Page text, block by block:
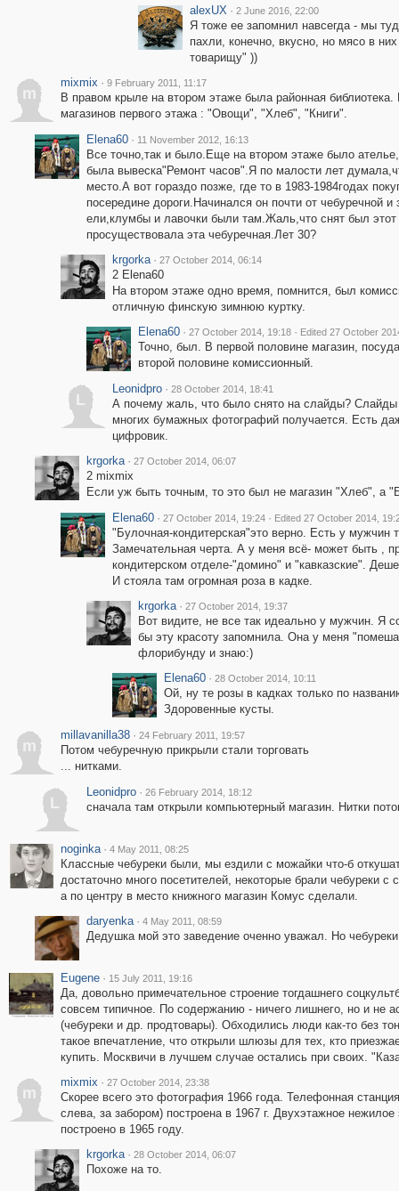
alexUX · 2 June 2016, 22:00
Я тоже ее запомнил навсегда - мы
пахли, конечно, вкусно, но мясо в
товарищу" ))
m
mixmix · 9 February 2011, 11:17
В правом крыле на втором этаже была районная
магазинов первого этажа : "Овощи", "Хлеб", "Книги".
Elena60 · 11 November 2012, 16:13
Все точно,так и было.Еще на втором этаже было
была вывеска"Ремонт часов".Я по малости лет
место.А вот гораздо позже, где то в 1983-1984годах
посередине дороги.Начинался он почти от чебуречной
ели,клумбы и лавочки были там.Жаль,что снят был
просуществовала эта чебуречная.Лет 30?
krgorka · 27 October 2014, 06:14
2 Elena60
На втором этаже одно время, помнится, был
отличную финскую зимнюю куртку.
Elena60 · 27 October 2014, 19:18 · Edited 27 October
Точно, был. В первой половине магазин,
второй половине комиссионный.
L
Leonidpro · 28 October 2014, 18:41
А почему жаль, что было снято на слайды?
многих бумажных фотографий получается. Есть
цифровик.
krgorka · 27 October 2014, 06:07
2 mixmix
Если уж быть точным, то это был не магазин "Хлеб", а
Elena60 · 27 October 2014, 19:24 · Edited 27 October 2014,
"Булочная-кондитерская"это верно. Есть у мужчин
Замечательная черта. А у меня всё- может быть ,
кондитерском отделе-"домино" и "кавказские".
И стояла там огромная роза в кадке.
krgorka · 27 October 2014, 19:37
Вот видите, не все так идеально у мужчин. Я
бы эту красоту запомнила. Она у меня
флорибунду и знаю:)
Elena60 · 28 October 2014, 10:11
Ой, ну те розы в кадках только по
Здоровенные кусты.
m
millavanilla38 · 24 February 2011, 19:57
Потом чебуречную прикрыли стали торговать
... нитками.
L
Leonidpro · 26 February 2014, 18:12
сначала там открыли компьютерный магазин. Нитки
noginka · 4 May 2011, 08:25
Классные чебуреки были, мы ездили с можайки что-б
достаточно много посетителей, некоторые брали чебуреки
а по центру в место книжного магазин Комус сделали.
daryenka · 4 May 2011, 08:59
Дедушка мой это заведение оченно уважал. Но чебуреки
Eugene · 15 July 2011, 19:16
Да, довольно примечательное строение тогдашнего
совсем типичное. По содержанию - ничего лишнего, но и не
(чебуреки и др. продтовары). Обходились люди как-то без
такое впечатление, что открыли шлюзы для тех, кто
купить. Москвичи в лучшем случае остались при своих.
m
mixmix · 27 October 2014, 23:38
Скорее всего это фотография 1966 года. Телефонная
слева, за забором) построена в 1967 г. Двухэтажное
построено в 1965 году.
krgorka · 28 October 2014, 06:07
Похоже на то.